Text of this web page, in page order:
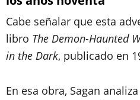
Cabe señalar que esta
libro The Demon-Haunted
in the Dark, publicado en
En esa obra, Sagan